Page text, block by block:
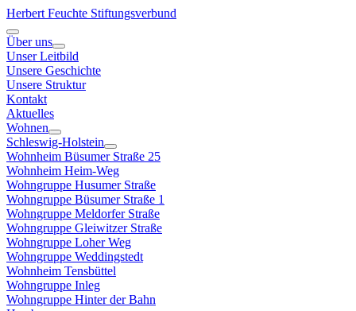
Herbert Feuchte Stiftungsverbund
Über uns
Unser Leitbild
Unsere Geschichte
Unsere Struktur
Kontakt
Aktuelles
Wohnen
Schleswig-Holstein
Wohnheim Büsumer Straße 25
Wohnheim Heim-Weg
Wohngruppe Husumer Straße
Wohngruppe Büsumer Straße 1
Wohngruppe Meldorfer Straße
Wohngruppe Gleiwitzer Straße
Wohngruppe Loher Weg
Wohngruppe Weddingstedt
Wohnheim Tensbüttel
Wohngruppe Inleg
Wohngruppe Hinter der Bahn